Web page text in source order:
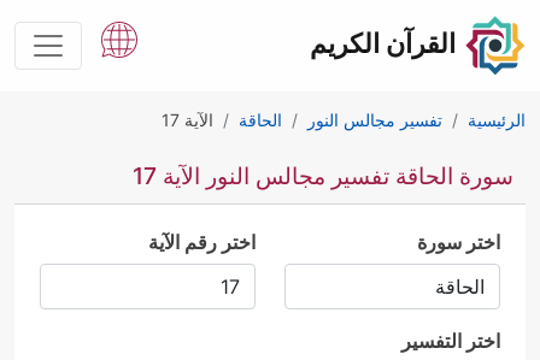
القرآن الكريم
الرئيسية تفسير مجالس النور الحاقة الآية 17
سورة الحاقة تفسير مجالس النور الآية 17
اختر سورة اختر رقم الآية
اختر التفسير